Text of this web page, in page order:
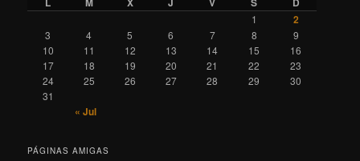
1 2
3 4 5 6 7 8
9
10
11 12 13 14 15
16
17
18 19 20 21 22
23
24
25 26 27 28 29
30
31
« Jul
PÁGINAS AMIGAS